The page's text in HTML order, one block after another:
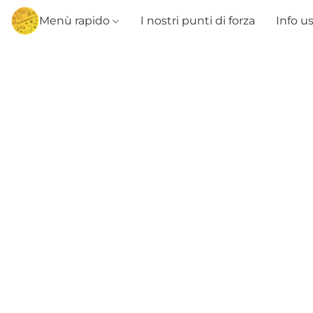
Menù rapido I nostri punti di forza Info